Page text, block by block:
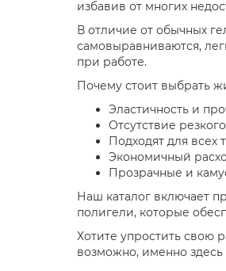
избавив от многих
В отличие от обычных
самовыравниваются,
при работе.
Почему стоит выбрать
Эластичность и
Отсутствие
Подходят для всех
Экономичный
Прозрачные и
Наш каталог включает
полигели, которые
Хотите упростить свою
возможно, именно